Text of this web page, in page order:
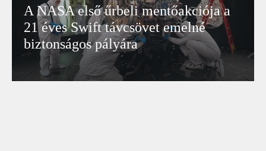
A NASA első űrbeli mentőakciója a
21 éves Swift távcsövet emelné
biztonságos pályára